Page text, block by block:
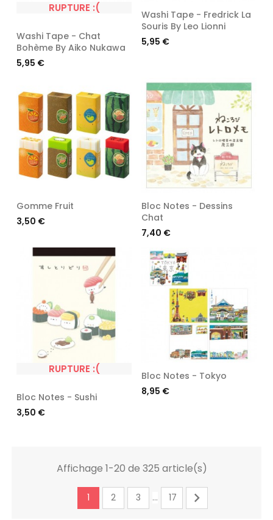
RUPTURE :(
Washi Tape - Chat
Bohème By Aiko Nukawa
Prix
5,95 €
Washi Tape - Fredrick La
Souris By Leo Lionni
Prix
5,95 €
Gomme Fruit
Prix
3,50 €
Bloc Notes - Dessins
Chat
Prix
7,40 €
RUPTURE :(
Bloc Notes - Sushi
Prix
3,50 €
Bloc Notes - Tokyo
Prix
8,95 €
Affichage 1-20 de 325 article(s)
1 2 3 … 17 